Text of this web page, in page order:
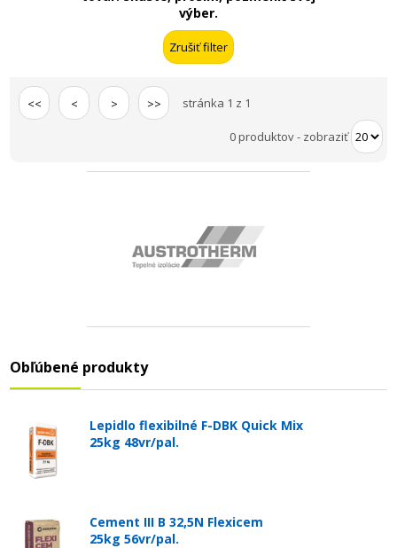
výber.
<< < > >> stránka 1 z 1
0 produktov- zobraziť
Obľúbené produkty
Lepidlo flexibilné F-DBK Quick Mix
25kg 48vr/pal.
Cement III B 32,5N Flexicem
25kg 56vr/pal.